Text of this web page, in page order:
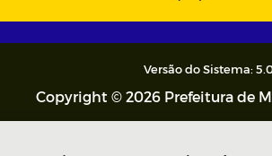
Versão do Sistema:
Copyright © 2026 Prefeitura de